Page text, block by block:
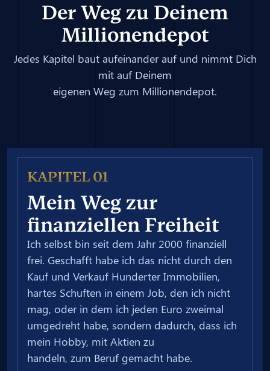
Der Weg zu Deinem
Millionendepot
Jedes Kapitel baut aufeinander auf und nimmt Dich
mit auf Deinem
eigenen Weg zum Millionendepot.
KAPITEL 01
Mein Weg zur
finanziellen Freiheit
Ich selbst bin seit dem Jahr 2000 finanziell
frei. Geschafft habe ich das nicht durch den
Kauf und Verkauf Hunderter Immobilien,
hartes Schuften in einem Job, den ich nicht
mag, oder in dem ich jeden Euro zweimal
umgedreht habe, sondern dadurch, dass ich
mein Hobby, mit Aktien zu
handeln, zum Beruf gemacht habe.